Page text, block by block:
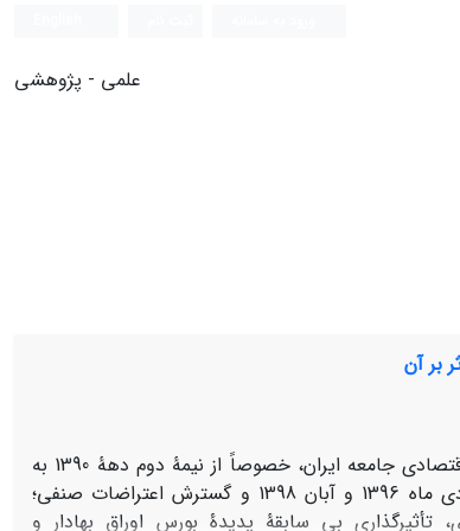
علمی - پژوهشی
تحولات جاری در سپهر اجتماعی، سیاسی و اقتصادی جامعه ایران، خصوصاً از نیمۀ دوم دهۀ 1390 به
بعد (تحولاتی نظیر ظهور دو موج اعتراضی بزرگ در دی ‏ماه 1396 و آبان 1398 و گسترش اعتراضات صنفی؛
بی‏ سابقۀ پدیدۀ بورس اوراق بهادار و